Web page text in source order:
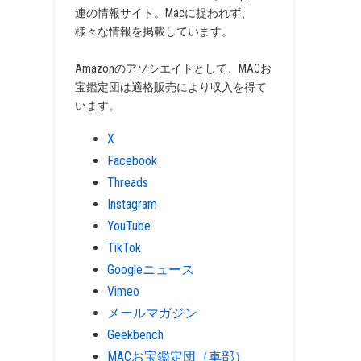
連の情報サイト。Macに捉われず、
様々な情報を掲載しています。
Amazonのアソシエイトとして、MACお
宝鑑定団は適格販売により収入を得て
います。
X
Facebook
Threads
Instagram
YouTube
TikTok
Googleニュース
Vimeo
メールマガジン
Geekbench
MACお宝鑑定団（車部）